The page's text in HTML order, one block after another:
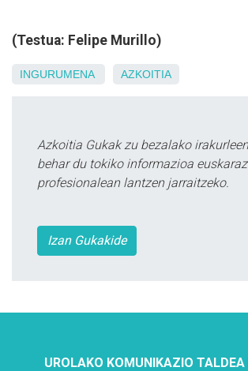
(Testua: Felipe Murillo)
INGURUMENA AZKOITIA
Azkoitia Gukak zu bezalako
behar du tokiko informazioa
profesionalean lantzen jarraitzeko.
Izan Gukakide
UROLAKO KOMUNIKAZIO TALDEA